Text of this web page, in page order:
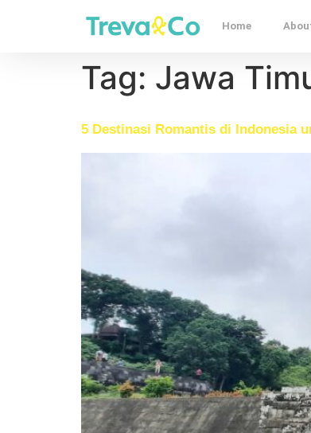
Home
Tag: Jawa
5 Destinasi Romantis di Indonesia